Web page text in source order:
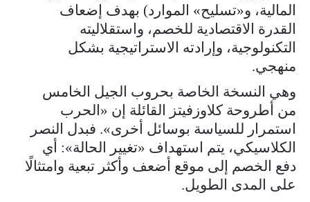
المالية، و«تسليح» الموارد) بهدف إضعاف
القدرة الاقتصادية للخصم، واستقلاليته
التكنولوجية، وإرادته الاستراتيجية بشكل
منهجي.
وهي النسخة الخاصة بحروب الجيل الخامس
من أطروحة كلاوزفيتز القائلة إن «الحرب
استمرار للسياسة بوسائل أخرى». فبدل النصر
الكلاسيكي، يتم استهداف «تغيير الحالة»: أي
دفع الخصم إلى موقع أضعف وأكثر تبعية وامتثالًا
على المدى الطويل.